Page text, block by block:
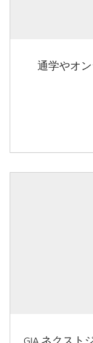
通学やオ
GIA ネクスト